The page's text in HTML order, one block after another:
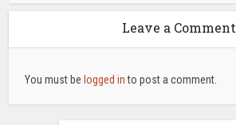
Leave a Comment
You must be logged into post a comment.